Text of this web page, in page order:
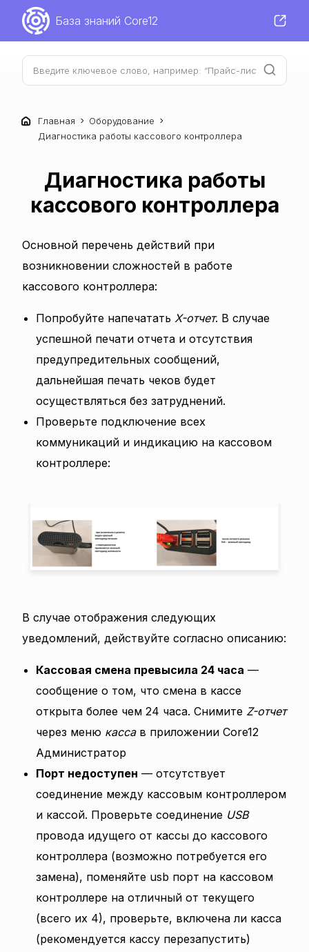
База знаний Core12
Главная
Оборудование
Диагностика работы кассового контроллера
Диагностика работы
кассового контроллера
Основной перечень действий при
возникновении сложностей в работе
кассового контроллера:
Попробуйте напечатать X-отчет. В случае
успешной печати отчета и отсутствия
предупредительных сообщений,
дальнейшая печать чеков будет
осуществляться без затруднений.
Проверьте подключение всех
коммуникаций и индикацию на кассовом
контроллере:
В случае отображения следующих
уведомлений, действуйте согласно описанию:
Кассовая смена превысила 24 часа —
сообщение о том, что смена в кассе
открыта более чем 24 часа. Снимите Z-отчет
через меню кассав приложении Сore12
Администратор
Порт недоступен — отсутствует
соединение между кассовым контроллером
и кассой. Проверьте соединение USB
провода идущего от кассы до кассового
контроллера (возможно потребуется его
замена), поменяйте usb порт на кассовом
контроллере на отличный от текущего
(всего их 4), проверьте, включена ли касса
(рекомендуется кассу перезапустить)